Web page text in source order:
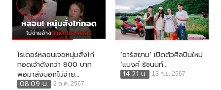
ไรเดอร์หลอนเจอหนุ่มสั่งไก่
ทอดเจ้าดังกว่า 800 บาท
พอมาส่งบอกไม่จ่าย...
08:09 น.
2 ต.ค. 2567
‘อาร์สยาม’ เปิดตัวศิลปินใหม่
‘แบงค์ ธัชนนท์...
14:21 น.
13 ก.ย. 2567